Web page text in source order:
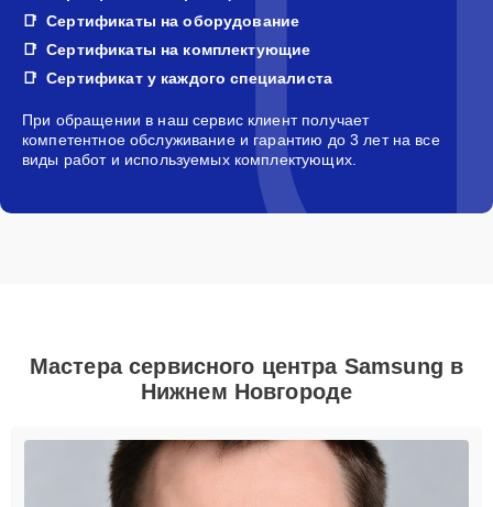
Сертификаты на оборудование
Сертификаты на комплектующие
Сертификат у каждого специалиста
При обращении в наш сервис клиент получает
компетентное обслуживание и гарантию до 3 лет на все
виды работ и используемых комплектующих.
Мастера сервисного центра Samsung в
Нижнем Новгороде